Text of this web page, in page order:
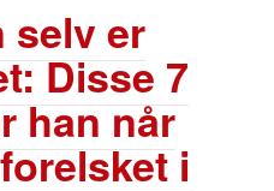
selv er
Disse 7
han når
i